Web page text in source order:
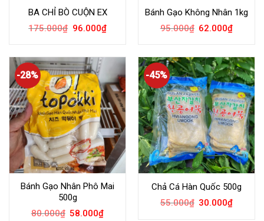
BA CHỈ BÒ CUỘN EX
175.000₫ 96.000₫
Bánh Gạo Không Nhân 1kg
95.000₫ 62.000₫
-28%
Bánh Gạo Nhân Phô Mai
500g
80.000₫ 58.000₫
-45%
Chả Cá Hàn Quốc 500g
55.000₫ 30.000₫